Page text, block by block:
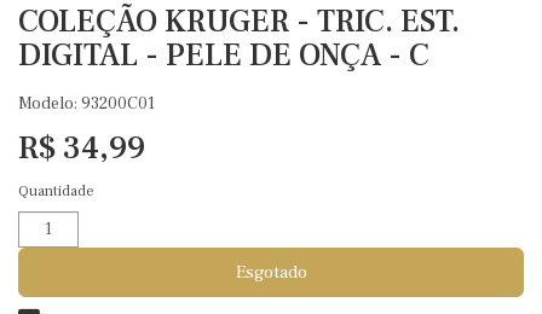
COLEÇÃO KRUGER - TRIC. EST.
DIGITAL - PELE DE ONÇA - C
Modelo: 93200C01
R$ 34,99
Quantidade
Esgotado